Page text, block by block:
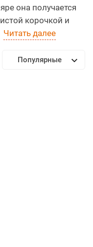
она получается
корочкой и
Читать далее
Популярные